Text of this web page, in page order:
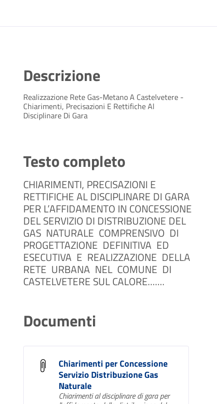
Descrizione
Realizzazione Rete Gas-Metano A Castelvetere -
Chiarimenti, Precisazioni E Rettifiche Al
Disciplinare Di Gara
Testo completo
CHIARIMENTI, PRECISAZIONI E
RETTIFICHE AL DISCIPLINARE DI GARA
PER L’AFFIDAMENTO IN CONCESSIONE
DEL SERVIZIO DI DISTRIBUZIONE DEL
GAS NATURALE COMPRENSIVO DI
PROGETTAZIONE DEFINITIVA ED
ESECUTIVA E REALIZZAZIONE DELLA
RETE URBANA NEL COMUNE DI
CASTELVETERE SUL CALORE.......
Documenti
Chiarimenti per Concessione
Servizio Distribuzione Gas
Naturale
Chiarimenti al disciplinare di gara per